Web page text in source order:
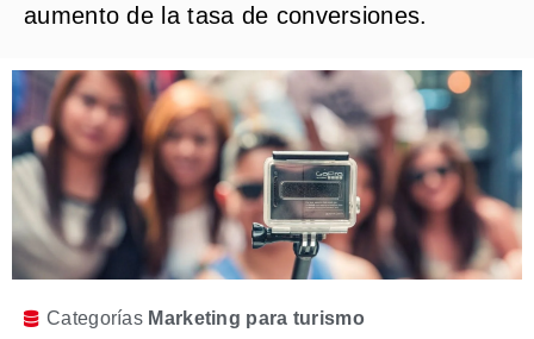
aumento de la tasa de conversiones.
Categorías Marketing para turismo